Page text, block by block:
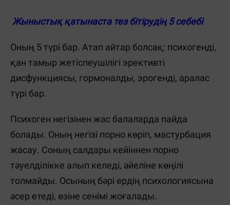
Жыныстық қатынаста тез бітірудің 5 себебі
Оның 5 түрі бар. Атап айтар болсақ: психогенді,
қан тамыр жетіспеушілігі эрективті
дисфункциясы, гормоналды, эрогенді, аралас
түрі бар.
Психоген негізінен жас балаларда пайда
болады. Оның негізі порно көріп, мастурбация
жасау. Соның салдары кейіннен порно
тәуелділікке алып келеді, әйеліне көңілі
толмайды. Осының бәрі ердің психологиясына
әсер етеді, өзіне сенімі жоғалады.